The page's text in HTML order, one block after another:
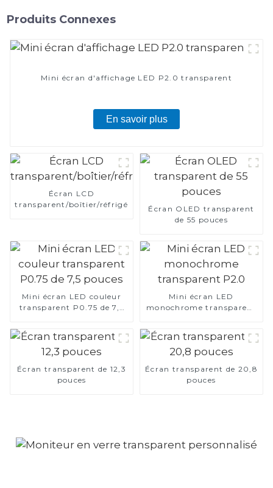
Produits Connexes
Mini écran d'affichage LED P2.0 transparent
En savoir plus
Écran LCD
transparent/boîtier/réfrigérateurÉcran OLED transparent
de 55 pouces
Mini écran LED couleur
transparent P0.75 de 7,5
Mini écran LED
monochrome transparent
Écran transparent de 12,3
pouces
Écran transparent de 20,8
pouces